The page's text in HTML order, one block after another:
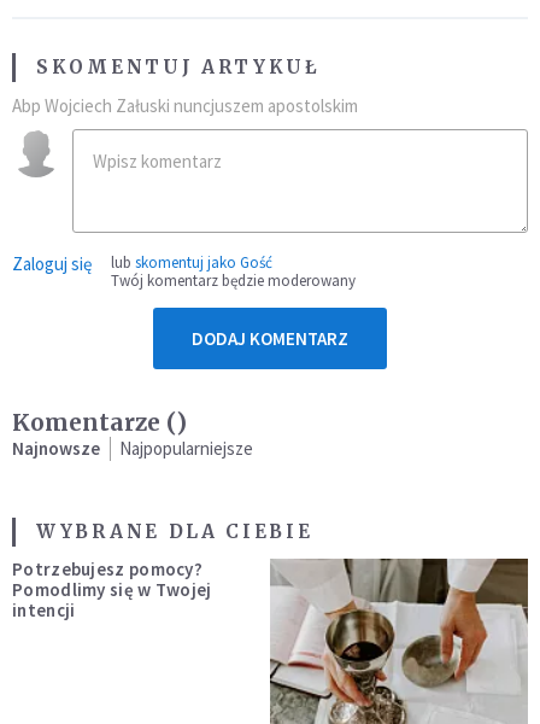
SKOMENTUJ ARTYKUŁ
Abp Wojciech Załuski nuncjuszem apostolskim
Zaloguj się lub skomentuj jako Gość
Twój komentarz będzie moderowany
DODAJ KOMENTARZ
Komentarze ()
Najnowsze Najpopularniejsze
WYBRANE DLA CIEBIE
Potrzebujesz pomocy?
Pomodlimy się w Twojej
intencji